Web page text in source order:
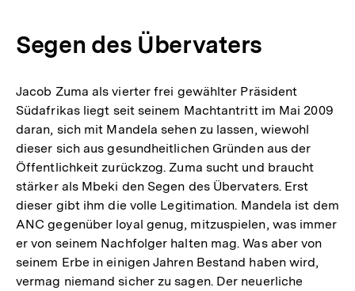
Segen des Übervaters
Jacob Zuma als vierter frei gewählter Präsident
Südafrikas liegt seit seinem Machtantritt im Mai 2009
daran, sich mit Mandela sehen zu lassen, wiewohl
dieser sich aus gesundheitlichen Gründen aus der
Öffentlichkeit zurückzog. Zuma sucht und braucht
stärker als Mbeki den Segen des Übervaters. Erst
dieser gibt ihm die volle Legitimation. Mandela ist dem
ANC gegenüber loyal genug, mitzuspielen, was immer
er von seinem Nachfolger halten mag. Was aber von
seinem Erbe in einigen Jahren Bestand haben wird,
vermag niemand sicher zu sagen. Der neuerliche